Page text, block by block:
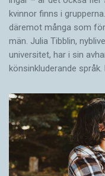
kvinnor finns i
där­emot många som
män. Julia Tibblin,
universitet, har i sin
könsinkluderande